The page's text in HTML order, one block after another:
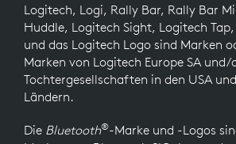
Logitech, Logi, Rally Bar, Rally Bar
Huddle, Logitech Sight, Logitech
und das Logitech Logo sind Marken
Marken von Logitech Europe SA und/
Tochtergesellschaften in den USA
Ländern.
Die Bluetooth®-Marke und -Logos